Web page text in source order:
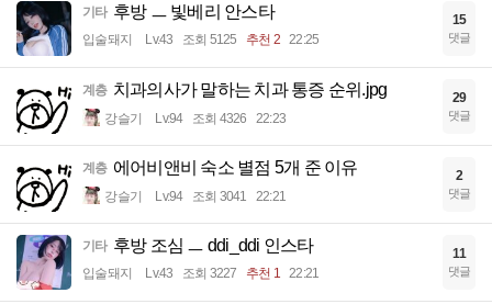
기타 후방 ㅡ 빛베리 안스타
입술돼지 Lv.43 조회 5125 추천 2 22:25
15
댓글
계층 치과의사가 말하는 치과 통증 순위.jpg
강슬기 Lv.94 조회 4326 22:23
29
댓글
계층 에어비앤비 숙소 별점 5개 준 이유
강슬기 Lv.94 조회 3041 22:21
2
댓글
기타 후방 조심 ㅡ ddi_ddi 인스타
입술돼지 Lv.43 조회 3227 추천 1 22:21
11
댓글